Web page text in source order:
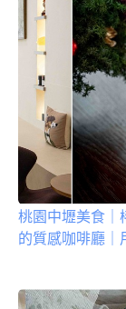
桃園中壢美食｜
的質感咖啡廳｜